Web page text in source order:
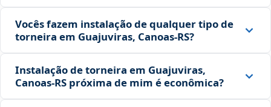
Vocês fazem instalação de qualquer tipo de
torneira em Guajuviras, Canoas‑RS?
Instalação de torneira em Guajuviras,
Canoas‑RS próxima de mim é econômica?